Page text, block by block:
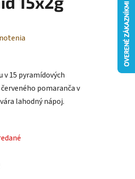
v 15 pyramídových
pomaranča v
lahodný nápoj.